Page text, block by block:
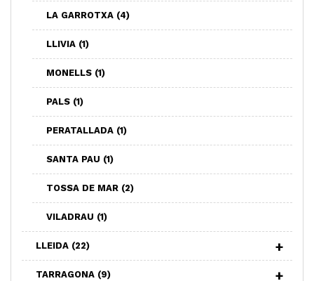
LA GARROTXA (4)
LLIVIA (1)
MONELLS (1)
PALS (1)
PERATALLADA (1)
SANTA PAU (1)
TOSSA DE MAR (2)
VILADRAU (1)
LLEIDA (22)
TARRAGONA (9)